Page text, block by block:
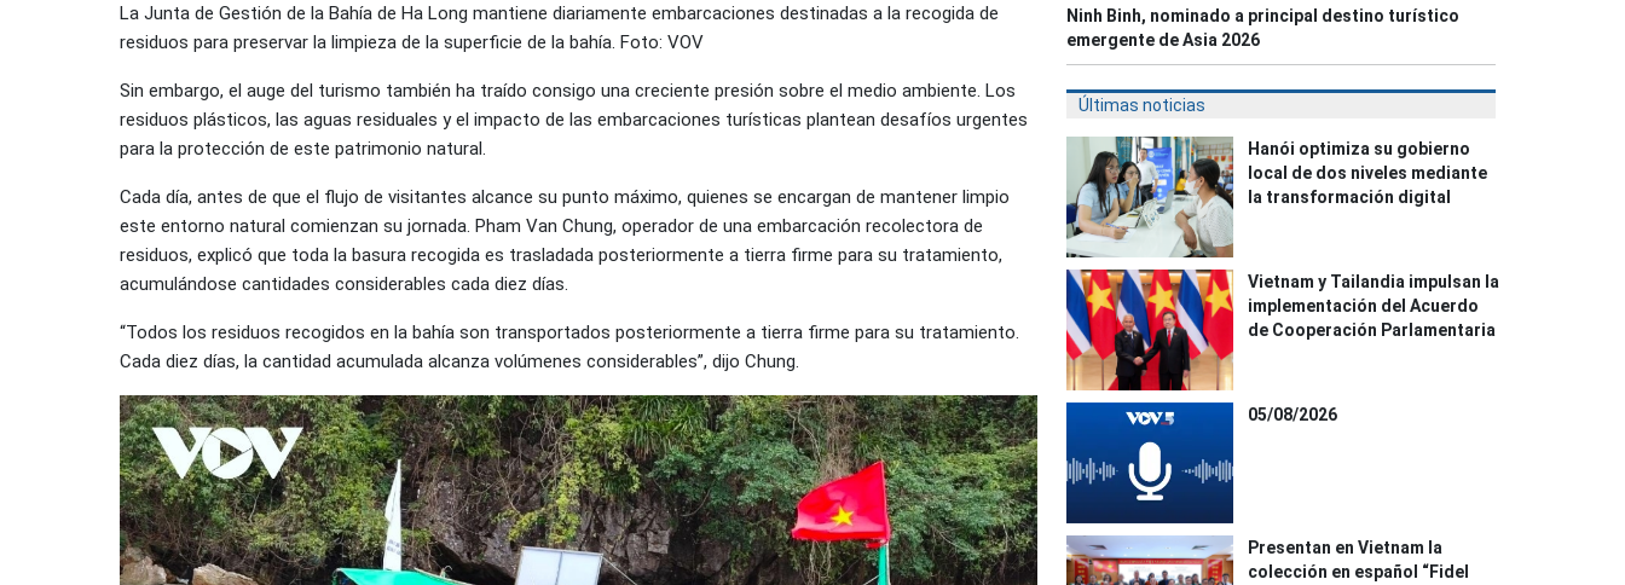
La Junta de Gestión de la Bahía de Ha Long mantiene diariamente embarcaciones destinadas a la recogida de
residuos para preservar la limpieza de la superficie de la bahía. Foto: VOV
Sin embargo, el auge del turismo también ha traído consigo una creciente presión sobre el medio ambiente. Los
residuos plásticos, las aguas residuales y el impacto de las embarcaciones turísticas plantean desafíos urgentes
para la protección de este patrimonio natural.
Cada día, antes de que el flujo de visitantes alcance su punto máximo, quienes se encargan de mantener limpio
este entorno natural comienzan su jornada. Pham Van Chung, operador de una embarcación recolectora de
residuos, explicó que toda la basura recogida es trasladada posteriormente a tierra firme para su tratamiento,
acumulándose cantidades considerables cada diez días.
“Todos los residuos recogidos en la bahía son transportados posteriormente a tierra firme para su tratamiento.
Cada diez días, la cantidad acumulada alcanza volúmenes considerables”, dijo Chung.
Ninh Binh, nominado a principal destino turístico
emergente de Asia 2026
Últimas noticias
Hanói optimiza su gobierno
local de dos niveles mediante
la transformación digital
Vietnam y Tailandia impulsan la
implementación del Acuerdo
de Cooperación Parlamentaria
05/08/2026
Presentan en Vietnam la
colección en español “Fidel